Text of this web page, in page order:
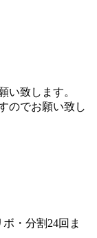
い致します。
のでお願い致し
・分割24回ま